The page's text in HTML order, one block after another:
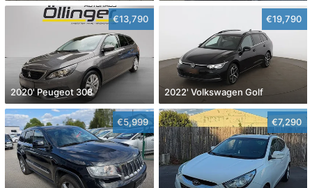
€13,790
2020' Peugeot 308
€19,790
2022' Volkswagen Golf
€5,999 €7,290